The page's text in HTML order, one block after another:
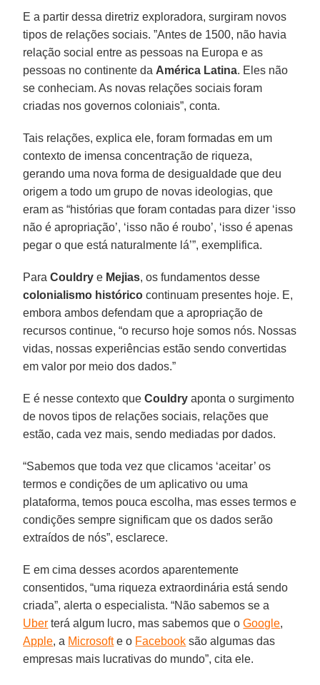
E a partir dessa diretriz exploradora, surgiram novos
tipos de relações sociais. ”Antes de 1500, não havia
relação social entre as pessoas na Europa e as
pessoas no continente da América Latina. Eles não
se conheciam. As novas relações sociais foram
criadas nos governos coloniais”, conta.
Tais relações, explica ele, foram formadas em um
contexto de imensa concentração de riqueza,
gerando uma nova forma de desigualdade que deu
origem a todo um grupo de novas ideologias, que
eram as “histórias que foram contadas para dizer ‘isso
não é apropriação’, ‘isso não é roubo’, ‘isso é apenas
pegar o que está naturalmente lá’”, exemplifica.
ParaCouldry e Mejias, os fundamentos desse
colonialismo histórico continuam presentes hoje. E,
embora ambos defendam que a apropriação de
recursos continue, “o recurso hoje somos nós. Nossas
vidas, nossas experiências estão sendo convertidas
em valor por meio dos dados.”
E é nesse contexto queCouldry aponta o surgimento
de novos tipos de relações sociais, relações que
estão, cada vez mais, sendo mediadas por dados.
“Sabemos que toda vez que clicamos ‘aceitar’ os
termos e condições de um aplicativo ou uma
plataforma, temos pouca escolha, mas esses termos e
condições sempre significam que os dados serão
extraídos de nós”, esclarece.
E em cima desses acordos aparentemente
consentidos, “uma riqueza extraordinária está sendo
criada”, alerta o especialista. “Não sabemos se a
Uber terá algum lucro, mas sabemos que oGoogle,
Apple, a Microsofte o Facebook são algumas das
empresas mais lucrativas do mundo”, cita ele.